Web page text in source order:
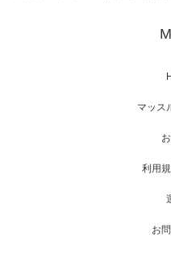
映画「メ
【TV】
マッス
利用
お